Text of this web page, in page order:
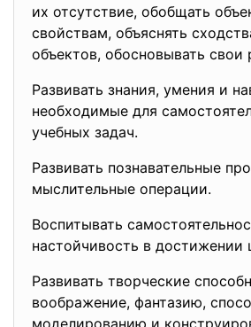
их отсутствие, обобщать
свойствам, объяснять
объектов, обосновывать свои
Развивать знания, умения и
необходимые для
учебных задач.
Развивать познавательные
мыслительные операции.
Воспитывать
настойчивость в достижении
Развивать творческие
воображение, фантазию,
моделированию и